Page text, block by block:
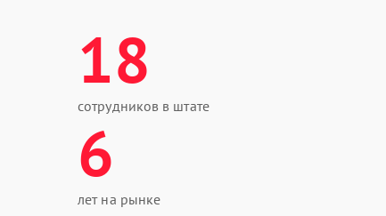
18
сотрудников в штате
6
лет на рынке